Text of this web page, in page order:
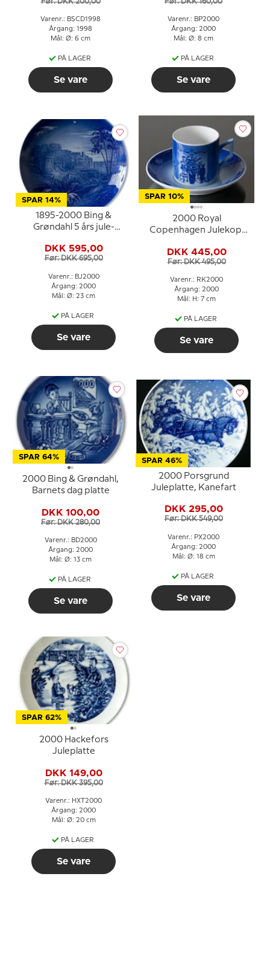
Varenr.: BSCD1998
Årgang: 1998
Mål: Ø: 6 cm
PÅ LAGER
Se vare
Varenr.: BP2000
Årgang: 2000
Mål: Ø: 8 cm
PÅ LAGER
Se vare
SPAR 14%
1895-2000 Bing &
Grøndahl 5 års jule-
DKK 595,00
Før: DKK 695,00
Varenr.: BJ2000
Årgang: 2000
Mål: Ø: 23 cm
PÅ LAGER
Se vare
SPAR 10%
2000 Royal
Copenhagen Julekop,
DKK 445,00
Før: DKK 495,00
Varenr.: RK2000
Årgang: 2000
Mål: H: 7 cm
PÅ LAGER
Se vare
SPAR 64%
2000 Bing & Grøndahl,
Barnets dag platte
DKK 100,00
Før: DKK 280,00
Varenr.: BD2000
Årgang: 2000
Mål: Ø: 13 cm
PÅ LAGER
Se vare
SPAR 46%
2000 Porsgrund
Juleplatte, Kanefart
DKK 295,00
Før: DKK 549,00
Varenr.: PX2000
Årgang: 2000
Mål: Ø: 18 cm
PÅ LAGER
Se vare
SPAR 62%
2000 Hackefors
Juleplatte
DKK 149,00
Før: DKK 395,00
Varenr.: HXT2000
Årgang: 2000
Mål: Ø: 20 cm
PÅ LAGER
Se vare